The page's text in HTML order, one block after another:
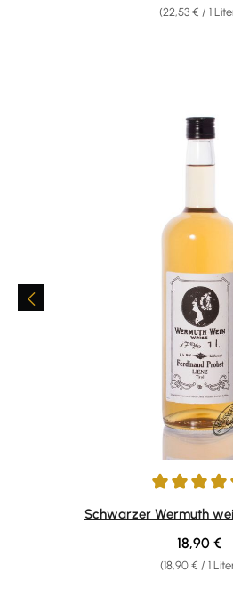
(22,53 € / 1
Durchschnittliche Bewertung von
Schwarzer Wermuth
(18,90 € / 1
18,90 €